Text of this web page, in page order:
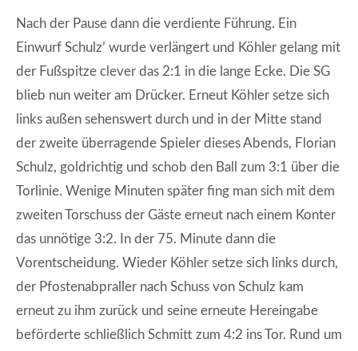
Nach der Pause dann die verdiente Führung. Ein
Einwurf Schulz’ wurde verlängert und Köhler gelang mit
der Fußspitze clever das 2:1 in die lange Ecke. Die SG
blieb nun weiter am Drücker. Erneut Köhler setze sich
links außen sehenswert durch und in der Mitte stand
der zweite überragende Spieler dieses Abends, Florian
Schulz, goldrichtig und schob den Ball zum 3:1 über die
Torlinie. Wenige Minuten später fing man sich mit dem
zweiten Torschuss der Gäste erneut nach einem Konter
das unnötige 3:2. In der 75. Minute dann die
Vorentscheidung. Wieder Köhler setze sich links durch,
der Pfostenabpraller nach Schuss von Schulz kam
erneut zu ihm zurück und seine erneute Hereingabe
beförderte schließlich Schmitt zum 4:2 ins Tor. Rund um